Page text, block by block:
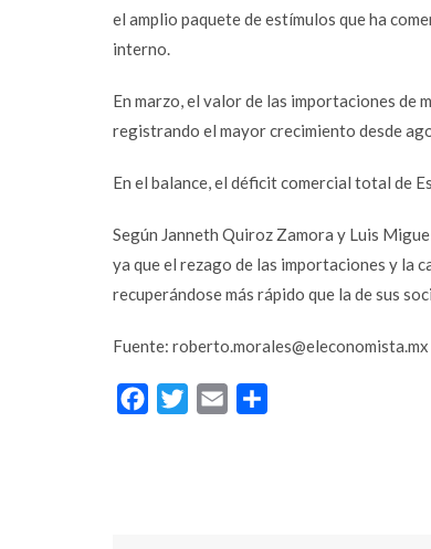
el amplio paquete de estímulos que ha
interno.
En marzo, el valor de las importaciones de
registrando el mayor crecimiento desde
En el balance, el déficit comercial total de
Según Janneth Quiroz Zamora y Luis
ya que el rezago de las importaciones y la
recuperándose más rápido que la de sus
Fuente: roberto.morales@eleconomista.mx
FacebookTwitterEmail